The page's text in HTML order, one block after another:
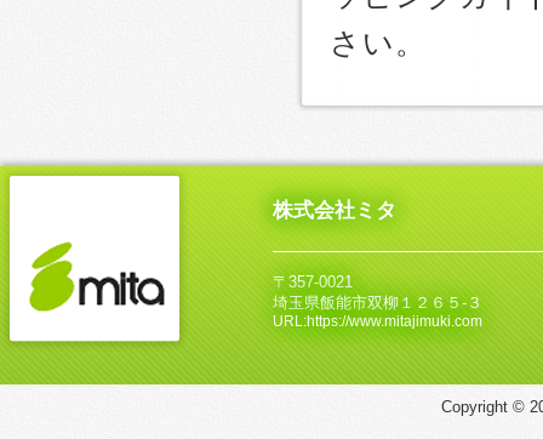
さい。
株式会社ミタ
〒357-0021
埼玉県飯能市双柳１２６５‐３
URL:https://www.mitajimuki.com
Copyright ©